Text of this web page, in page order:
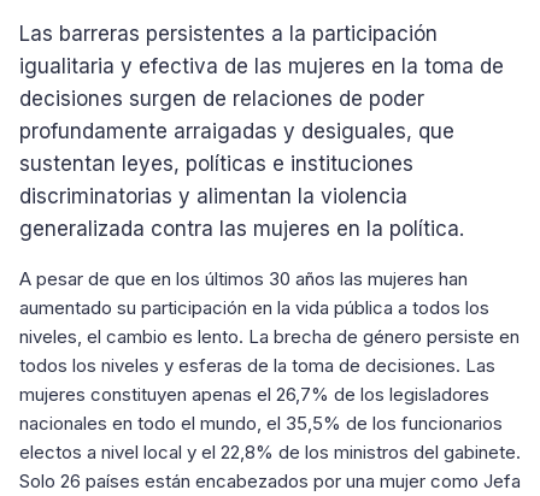
Las barreras persistentes a la participación
igualitaria y efectiva de las mujeres en la toma de
decisiones surgen de relaciones de poder
profundamente arraigadas y desiguales, que
sustentan leyes, políticas e instituciones
discriminatorias y alimentan la violencia
generalizada contra las mujeres en la política.
A pesar de que en los últimos 30 años las mujeres han
aumentado su participación en la vida pública a todos los
niveles, el cambio es lento. La brecha de género persiste en
todos los niveles y esferas de la toma de decisiones. Las
mujeres constituyen apenas el 26,7% de los legisladores
nacionales en todo el mundo, el 35,5% de los funcionarios
electos a nivel local y el 22,8% de los ministros del gabinete.
Solo 26 países están encabezados por una mujer como Jefa